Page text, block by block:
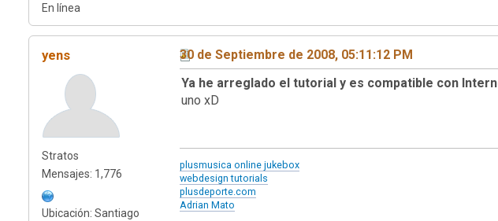
En línea
yens
Stratos
Mensajes: 1,776
Ubicación: Santiago
30 de Septiembre de 2008, 05:11:12 PM
Ya he arreglado el tutorial y es compatible con
uno xD
plusmusica online jukebox
webdesign tutorials
plusdeporte.com
Adrian Mato